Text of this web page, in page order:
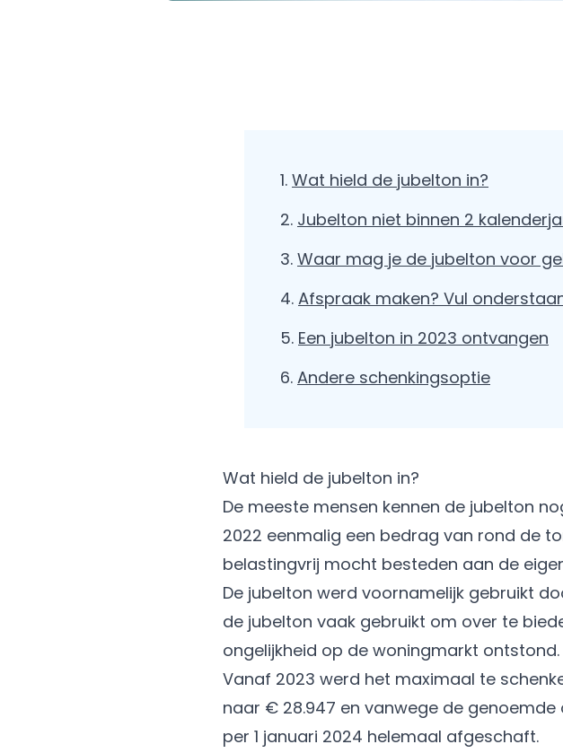
Wat hield de jubelton in?
Jubelton niet binnen 2
Waar mag je de jubelton voor
Afspraak maken? Vul
Een jubelton in 2023 ontvangen
Andere schenkingsoptie
Wat hield de jubelton in?
De meeste mensen kennen de jubelton
2022 eenmalig een bedrag van rond de
belastingvrij mocht besteden aan de
De jubelton werd voornamelijk gebruikt
de jubelton vaak gebruikt om over te
ongelijkheid op de woningmarkt ontstond.
Vanaf 2023 werd het maximaal te
naar € 28.947 en vanwege de
per 1 januari 2024 helemaal afgeschaft.